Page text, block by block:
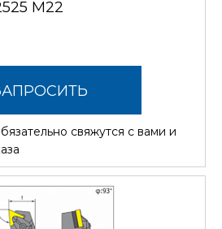
M22
свяжутся с вами и